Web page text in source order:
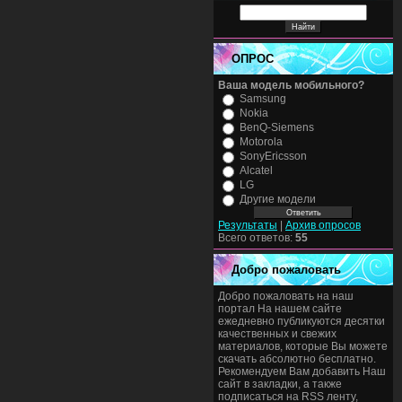
ОПРОС
Ваша модель мобильного?
Samsung
Nokia
BenQ-Siemens
Motorola
SonyEricsson
Alcatel
LG
Другие модели
Результаты
Архив опросов
Всего ответов: 55
Добро пожаловать
Добро пожаловать на наш
портал На нашем сайте
ежедневно публикуются десятки
качественных и свежих
материалов, которые Вы можете
скачать абсолютно бесплатно.
Рекомендуем Вам добавить Наш
сайт в закладки, а также
подписаться на RSS ленту,